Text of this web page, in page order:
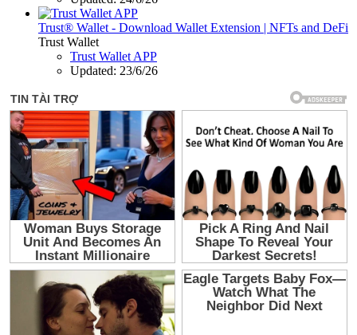
Trust® Wallet - Download Wallet Extension | NFTs and DeFi
Trust Wallet
Trust Wallet APP
Updated: 23/6/26